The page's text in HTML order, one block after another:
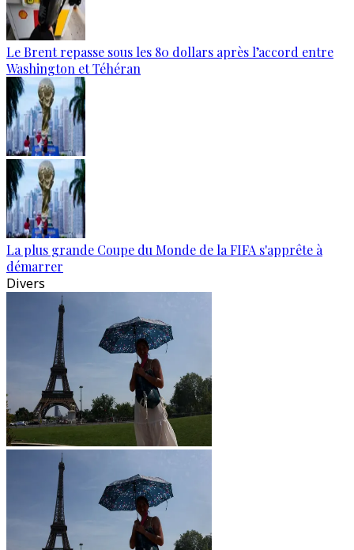
Le Brent repasse sous les 80 dollars après l’accord entre
Washington et Téhéran
La plus grande Coupe du Monde de la FIFA s'apprête à
démarrer
Divers